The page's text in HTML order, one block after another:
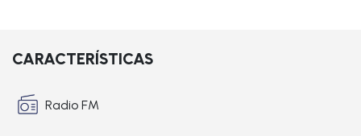
CARACTERÍSTICAS
Radio FM